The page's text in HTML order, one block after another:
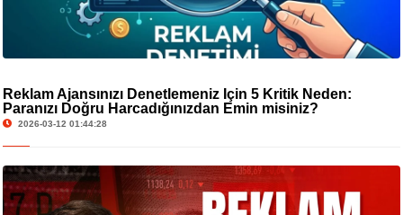
Reklam Ajansınızı Denetlemeniz İçin 5 Kritik Neden:
Paranızı Doğru Harcadığınızdan Emin misiniz?
2026-03-12 01:44:28